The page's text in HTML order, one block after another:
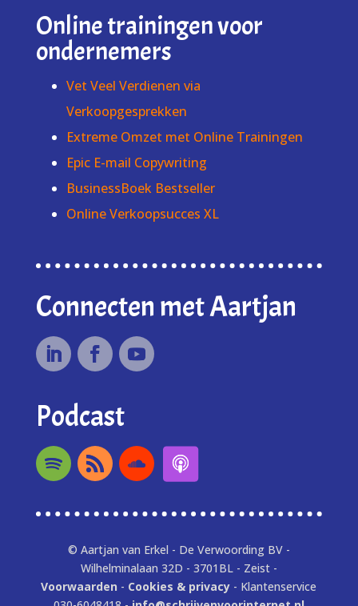
Online trainingen voor
ondernemers
Vet Veel Verdienen via
Verkoopgesprekken
Extreme Omzet met Online Trainingen
Epic E-mail Copywriting
BusinessBoek Bestseller
Online Verkoopsucces XL
Connecten met Aartjan
Podcast
© Aartjan van Erkel - De Verwoording BV -
Wilhelminalaan 32D - 3701BL - Zeist -
Voorwaarden - Cookies & privacy - Klantenservice